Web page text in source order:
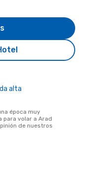
alta
para volar a Arad
de nuestros